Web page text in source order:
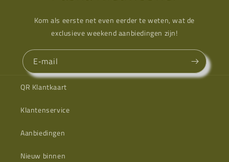
Kom als eerste net even eerder te weten, wat de
exclusieve weekend aanbiedingen zijn!
E‑mail
QR Klantkaart
Klantenservice
Aanbiedingen
Nieuw binnen